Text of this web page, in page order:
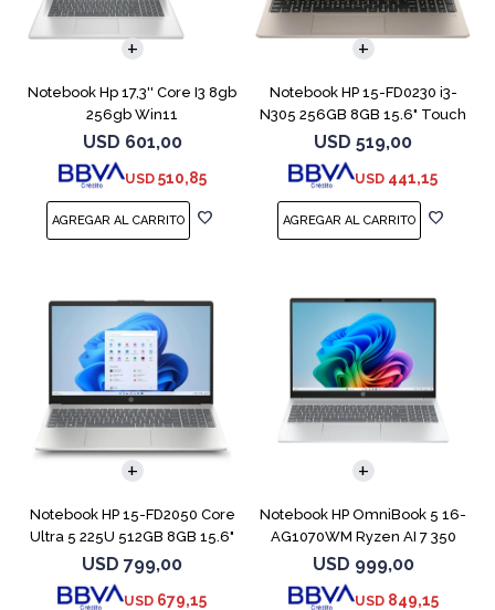
Notebook Hp 17,3'' Core I3 8gb
256gb Win11
USD 601,00
USD 510,85
COMPARAR
Notebook HP 15-FD0230 i3-
N305 256GB 8GB 15.6" Touch
USD 519,00
USD 441,15
COMPARAR
Notebook HP 15-FD2050 Core
Ultra 5 225U 512GB 8GB 15.6"
USD 799,00
USD 679,15
Notebook HP OmniBook 5 16-
AG1070WM Ryzen AI 7 350
512GB 16GB
USD 999,00
USD 849,15
COMPARAR